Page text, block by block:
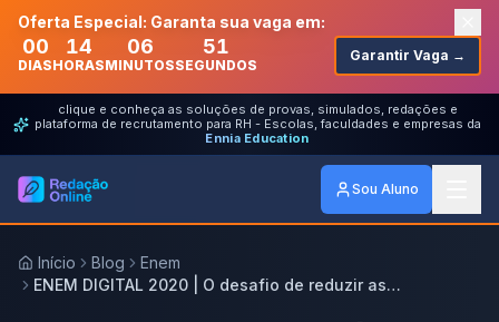
Oferta Especial: Garanta sua vaga em:
00
DIAS
14
HORAS
06
MINUTOS
51
SEGUNDOS
Garantir Vaga →
clique e conheça as soluções de provas, simulados, redações e
plataforma de recrutamento para RH - Escolas, faculdades e empresas da
Ennia Education
Sou Aluno
Início Blog
Enem
ENEM DIGITAL 2020 | O desafio de reduzir as